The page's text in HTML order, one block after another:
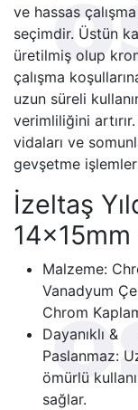
ve hassas
seçimdir. Üstün
üretilmiş olup
çalışma
uzun süreli
verimliliğini
vidaları ve
gevşetme
İzeltaş
Malzeme:
Vanadyum
Chrom
Dayanıklı &
Paslanmaz:
ömürlü
sağlar.